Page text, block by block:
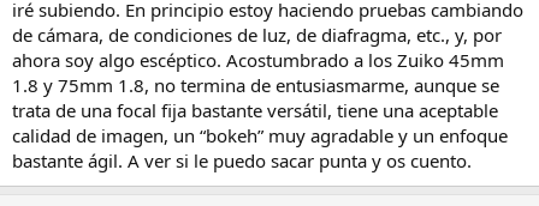
iré subiendo. En principio estoy haciendo pruebas cambiando
de cámara, de condiciones de luz, de diafragma, etc., y, por
ahora soy algo escéptico. Acostumbrado a los Zuiko 45mm
1.8 y 75mm 1.8, no termina de entusiasmarme, aunque se
trata de una focal fija bastante versátil, tiene una aceptable
calidad de imagen, un “bokeh” muy agradable y un enfoque
bastante ágil. A ver si le puedo sacar punta y os cuento.